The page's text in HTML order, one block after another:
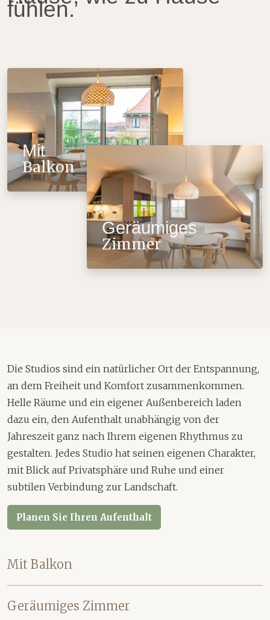
fühlen.
Mit
Balkon
Geräumiges
Zimmer
Die Studios sind ein natürlicher Ort der Entspannung,
an dem Freiheit und Komfort zusammenkommen.
Helle Räume und ein eigener Außenbereich laden
dazu ein, den Aufenthalt unabhängig von der
Jahreszeit ganz nach Ihrem eigenen Rhythmus zu
gestalten. Jedes Studio hat seinen eigenen Charakter,
mit Blick auf Privatsphäre und Ruhe und einer
subtilen Verbindung zur Landschaft.
Planen Sie Ihren Aufenthalt
Mit Balkon
Geräumiges Zimmer